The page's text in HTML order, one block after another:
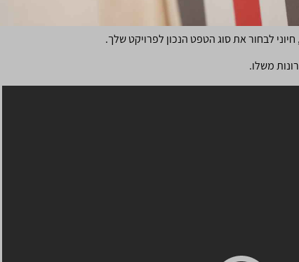
לבחור את סוג הטפט הנכון לפרויקט שלך.
משלו.